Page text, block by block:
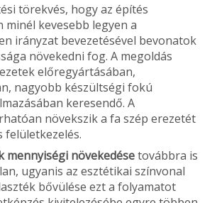
törekvés, hogy az építés
minél ke­vesebb legyen a
irányzat bevezetésével bevonatok
növekedni fog. A megoldás
előregyártásában,
nagyobb készültségi fokú
keresendő. A
növekszik a fa szép erezetét
mennyiségi növekedésetovábbra is
ugyanis az esztétikai színvonal
bővülése ezt a folyamatot